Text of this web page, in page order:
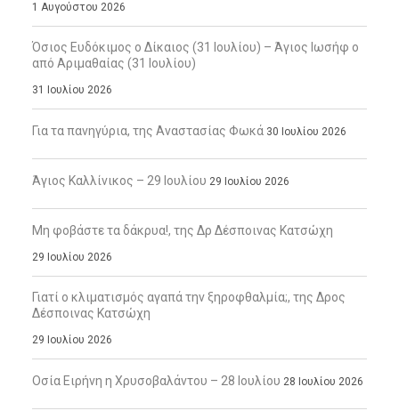
1 Αυγούστου 2026
Όσιος Ευδόκιμος ο Δίκαιος (31 Ιουλίου) – Άγιος Ιωσήφ ο
από Αριμαθαίας (31 Ιουλίου)
31 Ιουλίου 2026
Για τα πανηγύρια, της Αναστασίας Φωκά 30 Ιουλίου 2026
Άγιος Καλλίνικος – 29 Ιουλίου 29 Ιουλίου 2026
Μη φοβάστε τα δάκρυα!, της Δρ Δέσποινας Κατσώχη
29 Ιουλίου 2026
Γιατί ο κλιματισμός αγαπά την ξηροφθαλμία;, της Δρος
Δέσποινας Κατσώχη
29 Ιουλίου 2026
Οσία Ειρήνη η Χρυσοβαλάντου – 28 Ιουλίου 28 Ιουλίου 2026